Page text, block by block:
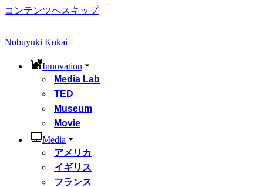
コンテンツへスキップ
Nobuyuki Kokai
Innovation
Media Lab
TED
Museum
Movie
Media
アメリカ
イギリス
フランス